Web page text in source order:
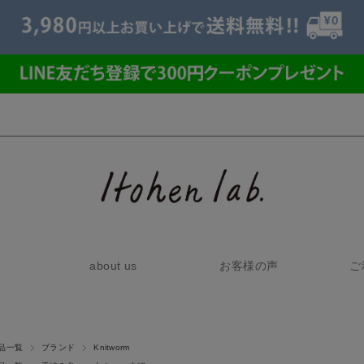
about us お客様の声
一覧
ブランド Knitworm